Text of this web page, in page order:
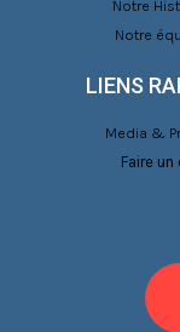
Notre
Notre
LIENS
Media &
Faire un